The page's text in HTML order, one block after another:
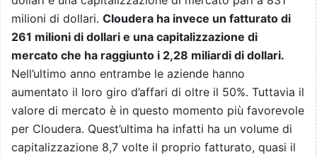
milioni di dollari. Cloudera ha invece un fatturato di
261 milioni di dollari e una capitalizzazione di
mercato che ha raggiunto i 2,28 miliardi di dollari.
Nell’ultimo anno entrambe le aziende hanno
aumentato il loro giro d’affari di oltre il 50%. Tuttavia il
valore di mercato è in questo momento più favorevole
per Cloudera. Quest’ultima ha infatti ha un volume di
capitalizzazione 8,7 volte il proprio fatturato, quasi il